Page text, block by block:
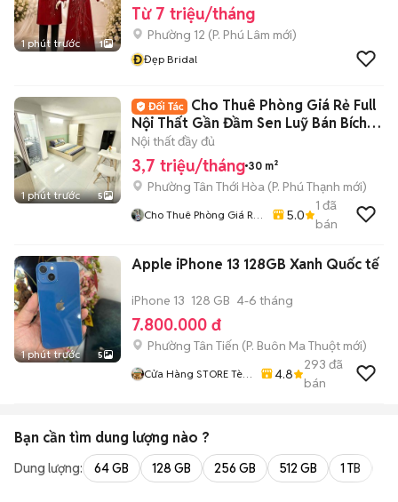
1 phút trước 1
Từ 7 triệu/tháng
Phường 12 (P. Phú Lâm mới)
ĐĐẹp Bridal
1 phút trước 5
Cho Thuê Phòng Giá Rẻ Full
Nội Thất Gần Đầm Sen Luỹ Bán Bích
Tân Phú
Nội thất đầy đủ
3,7 triệu/tháng 30 m²
Phường Tân Thới Hòa (P. Phú Thạnh mới)
Cho Thuê Phòng Giá Rẻ
5.0
1 đã
bán
1 phút trước 5
Apple iPhone 13 128GB Xanh Quốc tế
iPhone 13 128 GB 4-6 tháng
7.800.000 đ
Phường Tân Tiến (P. Buôn Ma Thuột mới)
Cửa Hàng STORE Tèo
4.8
293 đã
bán
Bạn cần tìm dung lượng nào ?
Dung lượng: 64 GB 128 GB 256 GB 512 GB 1 TB